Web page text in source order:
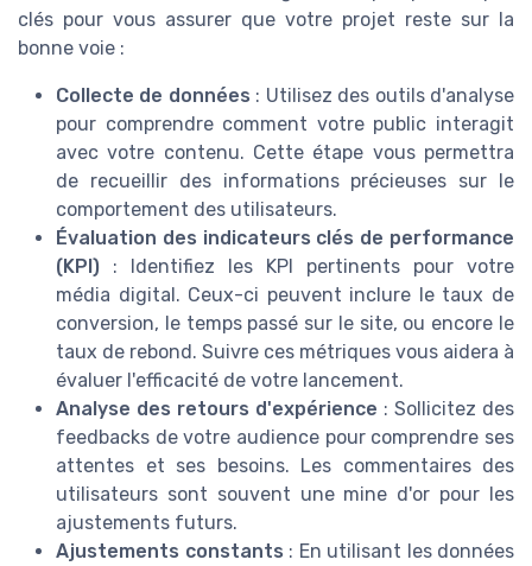
clés pour vous assurer que votre projet reste sur la
bonne voie :
Collecte de données : Utilisez des outils d'analyse
pour comprendre comment votre public interagit
avec votre contenu. Cette étape vous permettra
de recueillir des informations précieuses sur le
comportement des utilisateurs.
Évaluation des indicateurs clés de performance
(KPI) : Identifiez les KPI pertinents pour votre
média digital. Ceux-ci peuvent inclure le taux de
conversion, le temps passé sur le site, ou encore le
taux de rebond. Suivre ces métriques vous aidera à
évaluer l'efficacité de votre lancement.
Analyse des retours d'expérience : Sollicitez des
feedbacks de votre audience pour comprendre ses
attentes et ses besoins. Les commentaires des
utilisateurs sont souvent une mine d'or pour les
ajustements futurs.
Ajustements constants : En utilisant les données